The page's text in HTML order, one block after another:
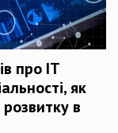
про IT
як
в